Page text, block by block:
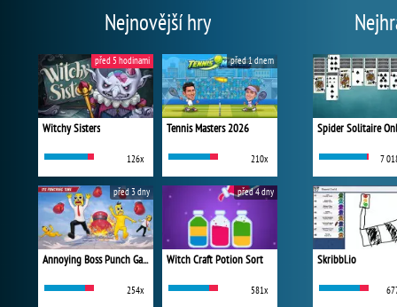
Nejnovější hry
Witchy Sisters
126x
před 5 hodinami
Tennis Masters 2026
210x
před 1 dnem
Annoying Boss Punch Game
254x
před 3 dny
Witch Craft Potion Sort
581x
před 4 dny
Spider Solitaire
7
Skribbl.io